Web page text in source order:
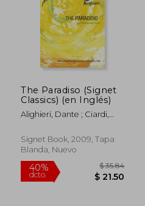
The Paradiso (Signet
Classics) (en Inglés)
Alighieri, Dante ; Ciardi,
Signet Book, 2009, Tapa
Blanda, Nuevo